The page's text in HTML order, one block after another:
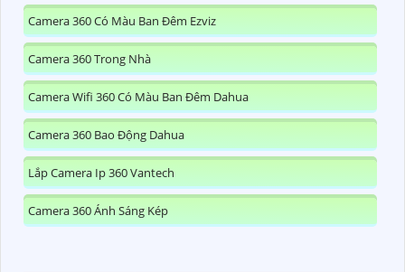
Camera 360 Có Màu Ban Đêm Ezviz
Camera 360 Trong Nhà
Camera Wifi 360 Có Màu Ban Đêm Dahua
Camera 360 Bao Động Dahua
Lắp Camera Ip 360 Vantech
Camera 360 Ánh Sáng Kép